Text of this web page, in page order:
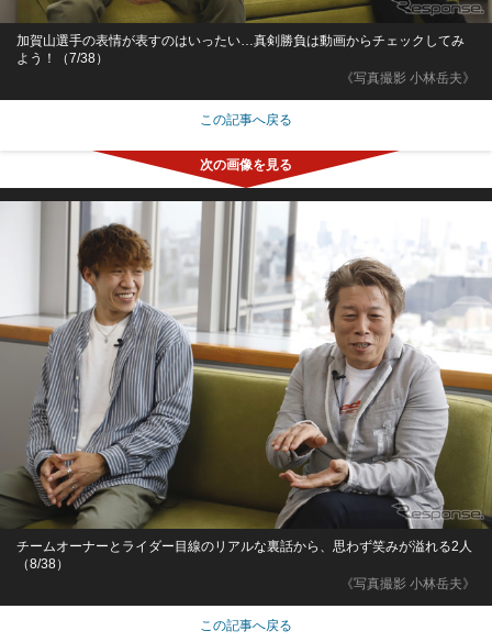
《写真撮影 小林岳夫》
加賀山選手の表情が表すのはいったい…真剣勝負は動画からチェックしてみ
よう！（7/38）
この記事へ戻る
《写真撮影 小林岳夫》
チームオーナーとライダー目線のリアルな裏話から、思わず笑みが溢れる2人
（8/38）
この記事へ戻る